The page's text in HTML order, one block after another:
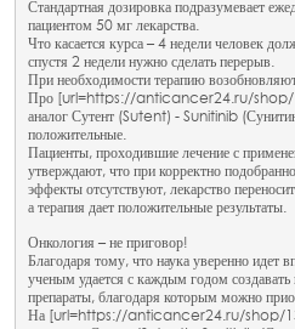
Стандартная дозировка подразумевает
пациентом 50 мг лекарства.
Что касается курса – 4 недели человек
спустя 2 недели нужно сделать перерыв.
При необходимости терапию
Про [url=https://anticancer24.ru/
аналог Сутент (Sutent) - Sunitinib
положительные.
Пациенты, проходившие лечение с
утверждают, что при корректно
эффекты отсутствуют, лекарство
а терапия дает положительные результаты.
Онкология – не приговор!
Благодаря тому, что наука уверенно идет
ученым удается с каждым годом
препараты, благодаря которым можно
На [url=https://anticancer24.ru/shop/